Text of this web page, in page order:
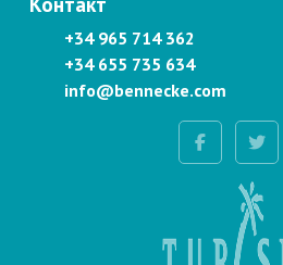
+34 965 714 362
+34 655 735 634
info@bennecke.com